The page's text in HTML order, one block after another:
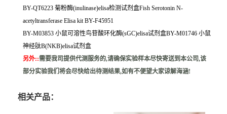
BY-QT6223 菊粉酶(inulinase)elisa检测试剂盒Fish Serotonin N-
acetyltransferase Elisa kit BY-F45951
BY-M03853 小鼠可溶性鸟苷酸环化酶(sGC)elisa试剂盒BY-M01746 小鼠
神经肽B(NKB)elisa试剂盒
另外::需要我司提供代测服务的,请确保实验样本尽快寄送到本公司,该
部分实验我们将会尽快给出待测结果,如有不便望大家谅解海涵!
相关产品：